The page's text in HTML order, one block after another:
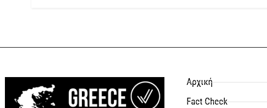
Αρχική
Fact Check